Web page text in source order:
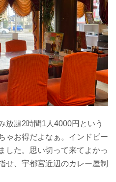
放題2時間1人4000円という
ゃお得だよなぁ。インドビー
した。思い切って来てよかっ
せ、宇都宮近辺のカレー屋制